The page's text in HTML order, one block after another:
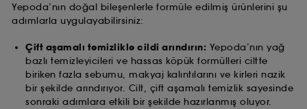
Yepoda’nın doğal bileşenlerle formüle edilmiş ürünlerini şu
adımlarla uygulayabilirsiniz:
Çift aşamalı temizlikle cildi arındırın: Yepoda’nın yağ
bazlı temizleyicileri ve hassas köpük formülleri ciltte
biriken fazla sebumu, makyaj kalıntılarını ve kirleri nazik
bir şekilde arındırıyor. Cilt, çift aşamalı temizlik sayesinde
sonraki adımlara etkili bir şekilde hazırlanmış oluyor.